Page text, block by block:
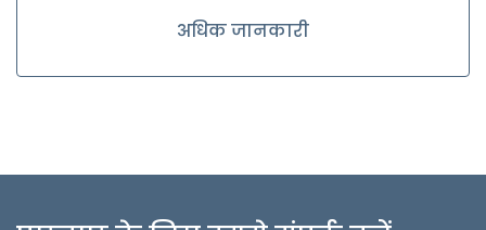
अधिक जानकारी